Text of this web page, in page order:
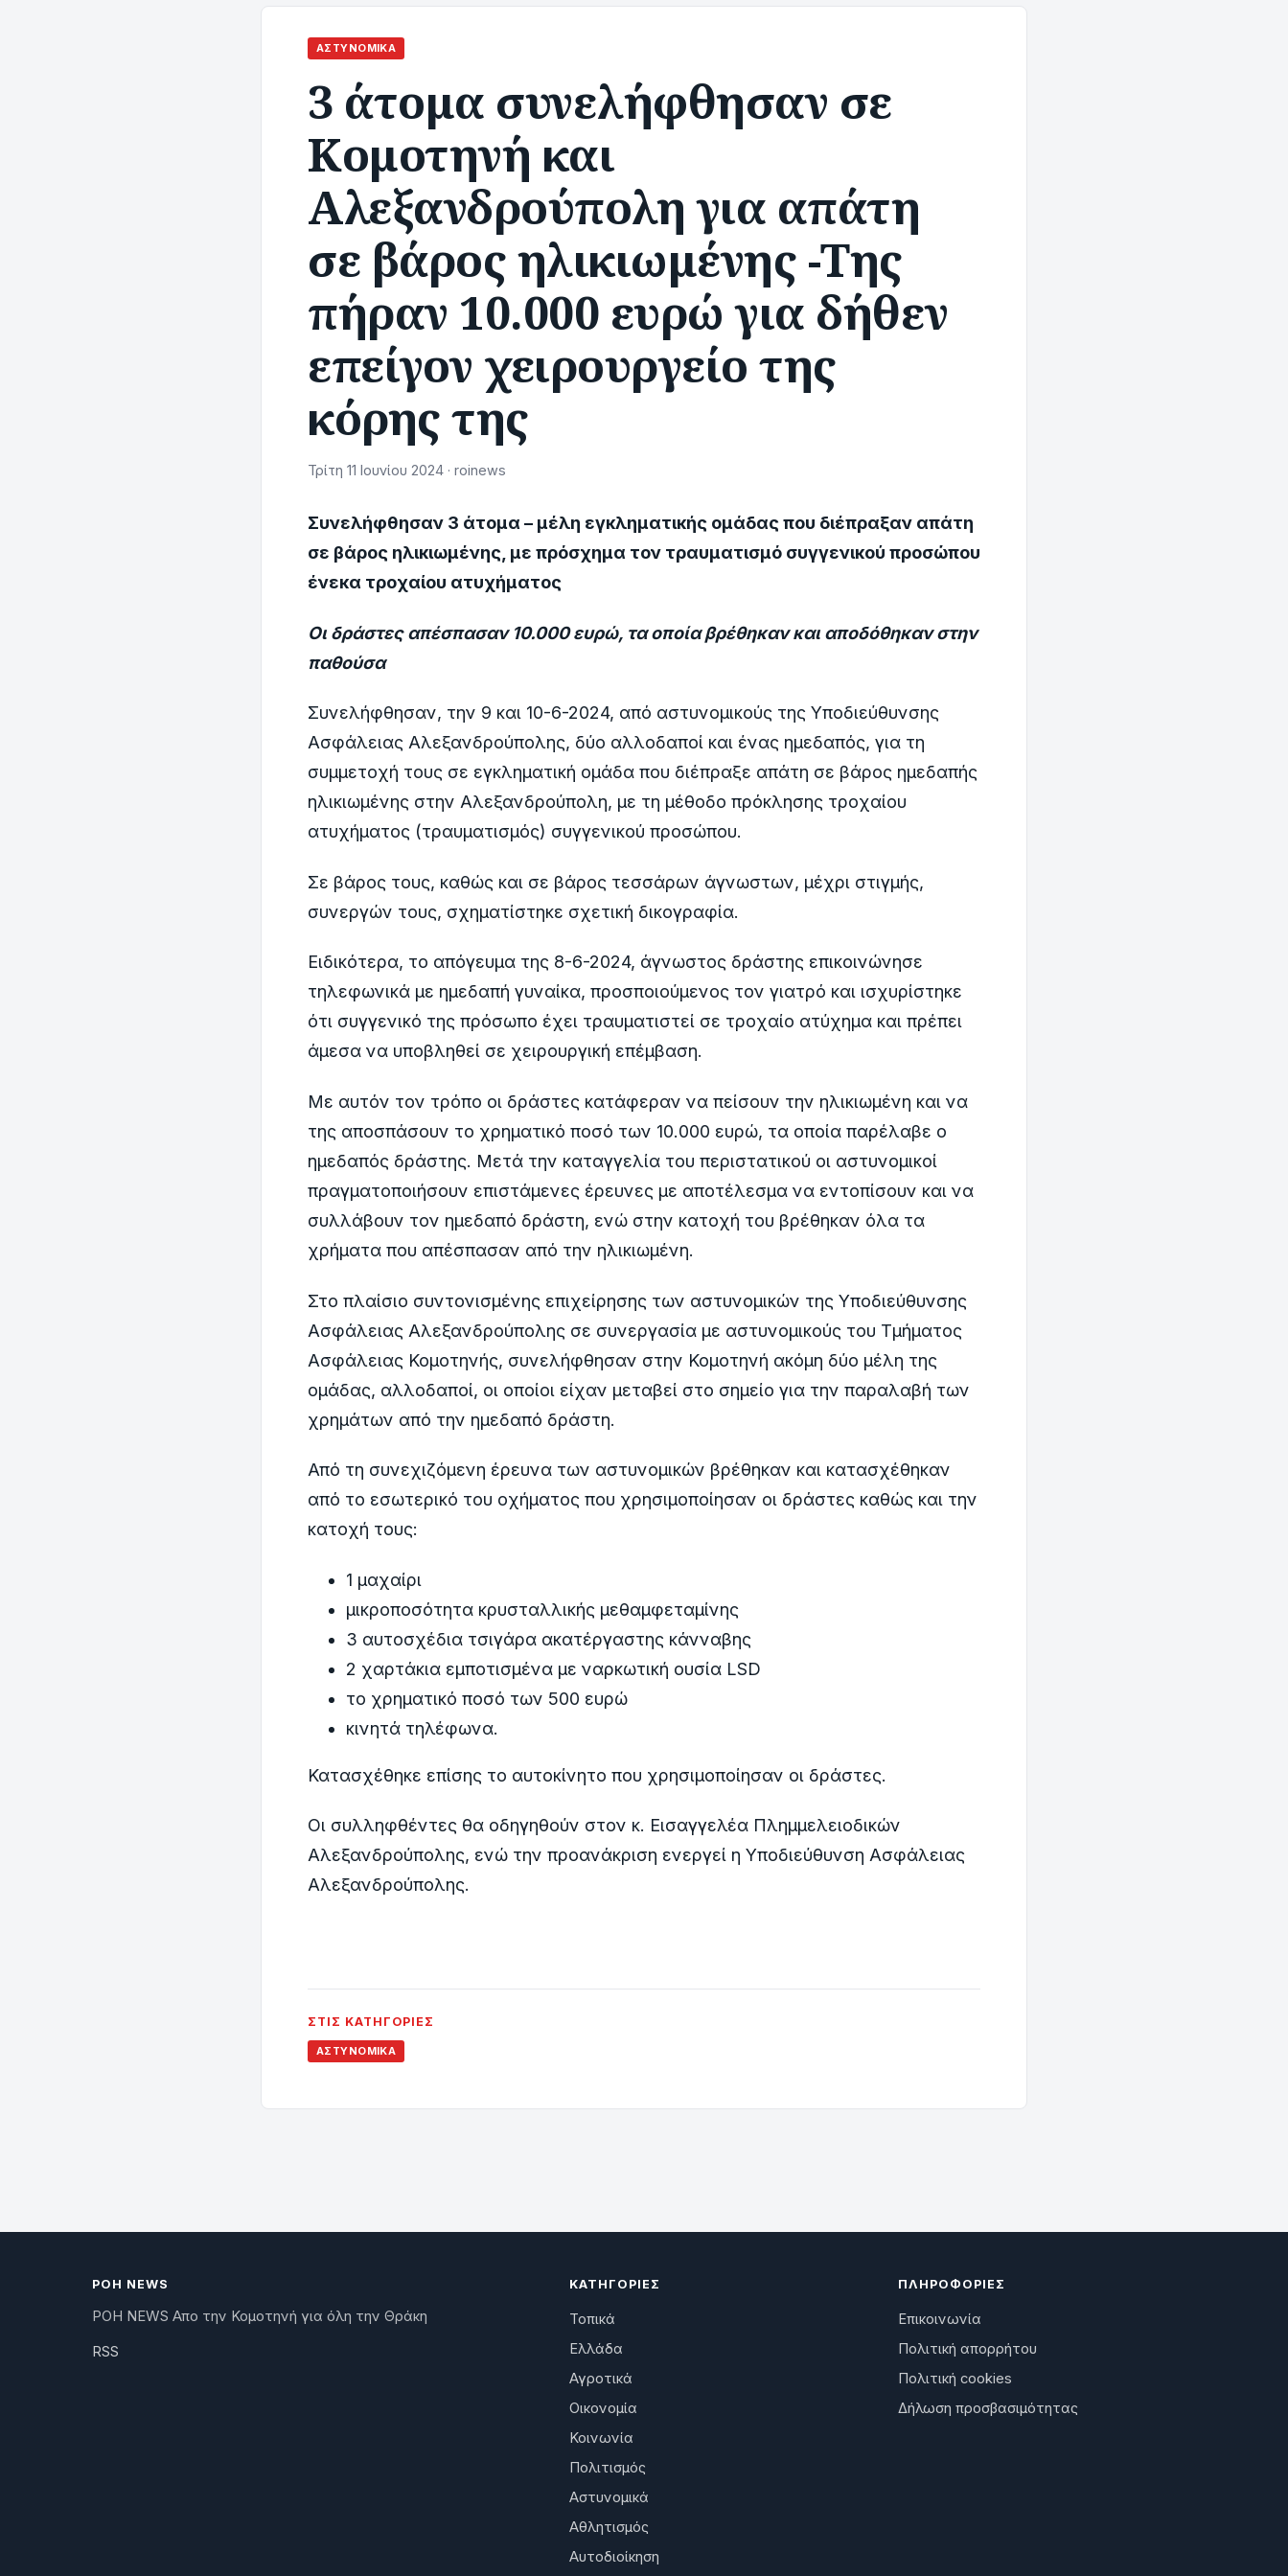
ΑΣΤΥΝΟΜΙΚΆ
3 άτομα συνελήφθησαν σε
Κομοτηνή και
Αλεξανδρούπολη για απάτη
σε βάρος ηλικιωμένης -Της
πήραν 10.000 ευρώ για δήθεν
επείγον χειρουργείο της
κόρης της
Τρίτη 11 Ιουνίου 2024 · roinews
Συνελήφθησαν 3 άτομα – μέλη εγκληματικής ομάδας που διέπραξαν απάτη
σε βάρος ηλικιωμένης, με πρόσχημα τον τραυματισμό συγγενικού προσώπου
ένεκα τροχαίου ατυχήματος
Οι δράστες απέσπασαν 10.000 ευρώ, τα οποία βρέθηκαν και αποδόθηκαν στην
παθούσα
Συνελήφθησαν, την 9 και 10-6-2024, από αστυνομικούς της Υποδιεύθυνσης
Ασφάλειας Αλεξανδρούπολης, δύο αλλοδαποί και ένας ημεδαπός, για τη
συμμετοχή τους σε εγκληματική ομάδα που διέπραξε απάτη σε βάρος ημεδαπής
ηλικιωμένης στην Αλεξανδρούπολη, με τη μέθοδο πρόκλησης τροχαίου
ατυχήματος (τραυματισμός) συγγενικού προσώπου.
Σε βάρος τους, καθώς και σε βάρος τεσσάρων άγνωστων, μέχρι στιγμής,
συνεργών τους, σχηματίστηκε σχετική δικογραφία.
Ειδικότερα, το απόγευμα της 8-6-2024, άγνωστος δράστης επικοινώνησε
τηλεφωνικά με ημεδαπή γυναίκα, προσποιούμενος τον γιατρό και ισχυρίστηκε
ότι συγγενικό της πρόσωπο έχει τραυματιστεί σε τροχαίο ατύχημα και πρέπει
άμεσα να υποβληθεί σε χειρουργική επέμβαση.
Με αυτόν τον τρόπο οι δράστες κατάφεραν να πείσουν την ηλικιωμένη και να
της αποσπάσουν το χρηματικό ποσό των 10.000 ευρώ, τα οποία παρέλαβε ο
ημεδαπός δράστης. Μετά την καταγγελία του περιστατικού οι αστυνομικοί
πραγματοποιήσουν επιστάμενες έρευνες με αποτέλεσμα να εντοπίσουν και να
συλλάβουν τον ημεδαπό δράστη, ενώ στην κατοχή του βρέθηκαν όλα τα
χρήματα που απέσπασαν από την ηλικιωμένη.
Στο πλαίσιο συντονισμένης επιχείρησης των αστυνομικών της Υποδιεύθυνσης
Ασφάλειας Αλεξανδρούπολης σε συνεργασία με αστυνομικούς του Τμήματος
Ασφάλειας Κομοτηνής, συνελήφθησαν στην Κομοτηνή ακόμη δύο μέλη της
ομάδας, αλλοδαποί, οι οποίοι είχαν μεταβεί στο σημείο για την παραλαβή των
χρημάτων από την ημεδαπό δράστη.
Από τη συνεχιζόμενη έρευνα των αστυνομικών βρέθηκαν και κατασχέθηκαν
από το εσωτερικό του οχήματος που χρησιμοποίησαν οι δράστες καθώς και την
κατοχή τους:
1 μαχαίρι
μικροποσότητα κρυσταλλικής μεθαμφεταμίνης
3 αυτοσχέδια τσιγάρα ακατέργαστης κάνναβης
2 χαρτάκια εμποτισμένα με ναρκωτική ουσία LSD
το χρηματικό ποσό των 500 ευρώ
κινητά τηλέφωνα.
Κατασχέθηκε επίσης το αυτοκίνητο που χρησιμοποίησαν οι δράστες.
Οι συλληφθέντες θα οδηγηθούν στον κ. Εισαγγελέα Πλημμελειοδικών
Αλεξανδρούπολης, ενώ την προανάκριση ενεργεί η Υποδιεύθυνση Ασφάλειας
Αλεξανδρούπολης.
ΣΤΙΣ ΚΑΤΗΓΟΡΊΕΣ
ΑΣΤΥΝΟΜΙΚΆ
ΡΟΗ NEWS
ΡΟΗ NEWS Απο την Κομοτηνή για όλη την Θράκη
RSS
ΚΑΤΗΓΟΡΊΕΣ
Τοπικά
Ελλάδα
Αγροτικά
Οικονομία
Κοινωνία
Πολιτισμός
Αστυνομικά
Αθλητισμός
Αυτοδιοίκηση
ΠΛΗΡΟΦΟΡΊΕΣ
Επικοινωνία
Πολιτική απορρήτου
Πολιτική cookies
Δήλωση προσβασιμότητας